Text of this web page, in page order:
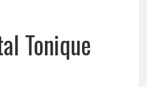
Tonique